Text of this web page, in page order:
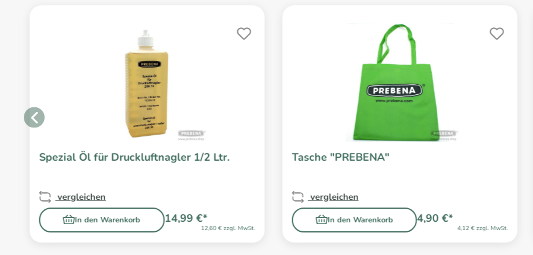
Spezial Öl für Druckluftnagler 1/2 Ltr.
In den Warenkorb
vergleichen
12,60 € zzgl. MwSt.
14,99 €*
Tasche "PREBENA"
In den Warenkorb
vergleichen
4,12 € zzgl. MwSt.
4,90 €*